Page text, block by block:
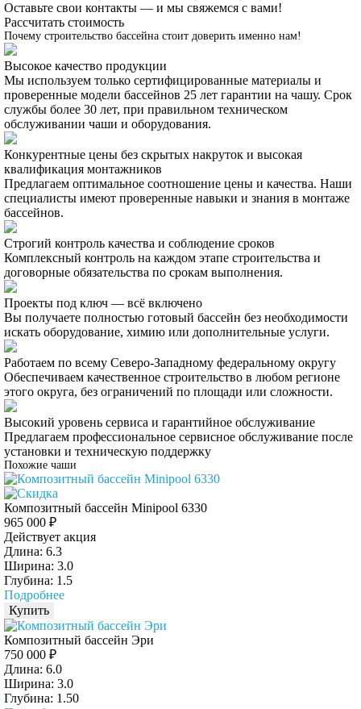
Оставьте свои контакты — и мы свяжемся с вами!
Рассчитать стоимость
Почему строительство бассейна стоит доверить именно нам!
Высокое качество продукции
Мы используем только сертифицированные материалы и
проверенные модели бассейнов 25 лет гарантии на чашу. Срок
службы более 30 лет, при правильном техническом
обслуживании чаши и оборудования.
Конкурентные цены без скрытых накруток и высокая
квалификация монтажников
Предлагаем оптимальное соотношение цены и качества. Наши
специалисты имеют проверенные навыки и знания в монтаже
бассейнов.
Строгий контроль качества и соблюдение сроков
Комплексный контроль на каждом этапе строительства и
договорные обязательства по срокам выполнения.
Проекты под ключ — всё включено
Вы получаете полностью готовый бассейн без необходимости
искать оборудование, химию или дополнительные услуги.
Работаем по всему Северо-Западному федеральному округу
Обеспечиваем качественное строительство в любом регионе
этого округа, без ограничений по площади или сложности.
Высокий уровень сервиса и гарантийное обслуживание
Предлагаем профессиональное сервисное обслуживание после
установки и техническую поддержку
Похожие чаши
Композитный бассейн Minipool 6330
965 000 ₽
Действует акция
Длина: 6.3
Ширина: 3.0
Глубина: 1.5
Подробнее
Купить
Композитный бассейн Эри
750 000 ₽
Длина: 6.0
Ширина: 3.0
Глубина: 1.50